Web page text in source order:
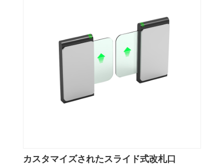
カスタマイズされたスライド式改札口